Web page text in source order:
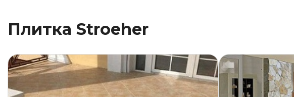
Плитка Stroeher